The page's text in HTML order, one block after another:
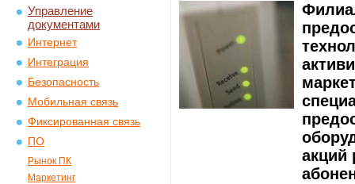
Управление
документами
Интернет
Интеграция
Безопасность
Мобильная связь
Фиксированная связь
ПО
Рынок ПК
Маркетинг
акций